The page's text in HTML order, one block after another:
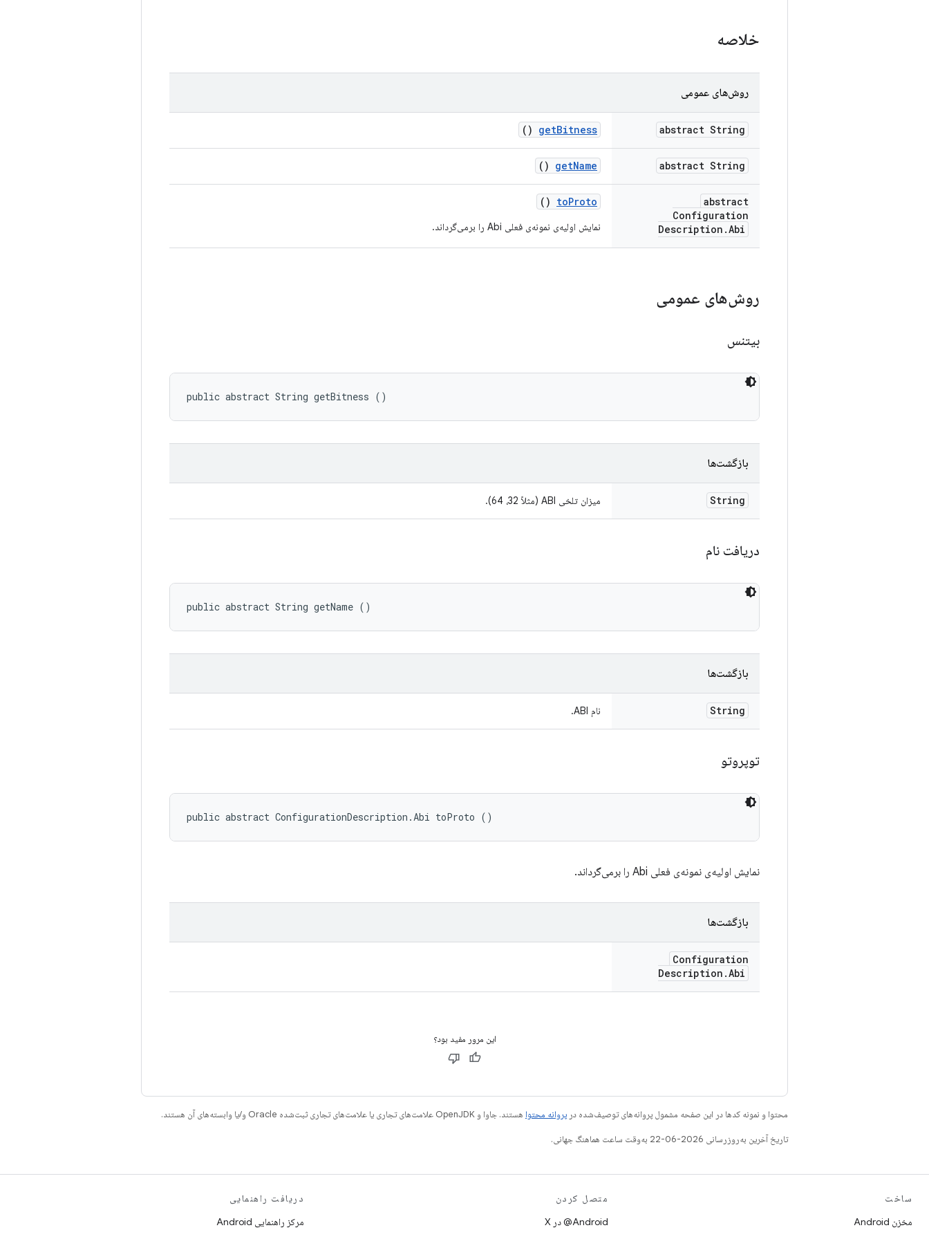
خلاصه
روش‌های عمومی
abstract String
getBitness
()
abstract String
getName
()
abstract
Configuration
Description .Abi
toProto
()
نمایش اولیه‌ی نمونه‌ی فعلی Abi را برمی‌گرداند.
روش‌های عمومی
بیتنس
public abstract String getBitness ()
بازگشت‌ها
String میزان تلخی ABI (مثلاً 32، 64).
دریافت نام
public abstract String getName ()
بازگشت‌ها
String نام ABI.
توپروتو
public abstract ConfigurationDescription.Abi toProto ()
نمایش اولیه‌ی نمونه‌ی فعلی Abi را برمی‌گرداند.
بازگشت‌ها
Configuration
Description .Abi
این مرور مفید بود؟
محتوا و نمونه کدها در این صفحه مشمول پروانه‌های توصیف‌شده در پروانه محتوا هستند. جاوا و OpenJDK علامت‌های تجاری یا علامت‌های تجاری ثبت‌شده Oracle و/یا وابسته‌های آن هستند.
تاریخ آخرین به‌روزرسانی 2026-06-22 به‌وقت ساعت هماهنگ جهانی.
ساخت
مخزن Android
متصل کردن
‫‎@Android در X
دریافت راهنمایی
مرکز راهنمایی Android